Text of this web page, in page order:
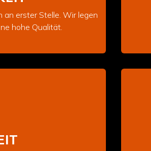
an erster Stelle. Wir legen
hohe Qualität.